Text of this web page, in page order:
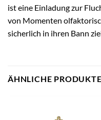
ist eine Einladung zur
von Momenten
sicherlich in ihren Bann
ÄHNLICHE PRODUKTE